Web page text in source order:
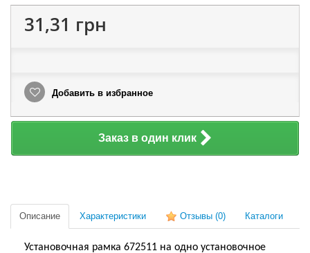
31,31 грн
Добавить в избранное
Заказ в один клик
Описание Характеристики Отзывы (0) Каталоги
Установочная рамка 672511 на одно установочное